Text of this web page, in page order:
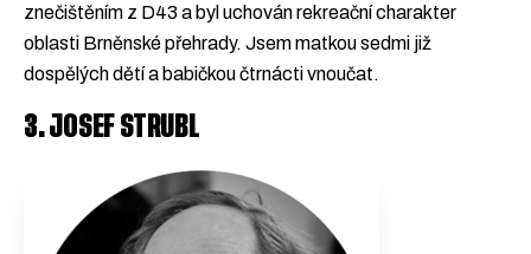
znečištěním z D43 a byl uchován rekreační charakter
oblasti Brněnské přehrady. Jsem matkou sedmi již
dospělých dětí a babičkou čtrnácti vnoučat.
3. JOSEF STRUBL